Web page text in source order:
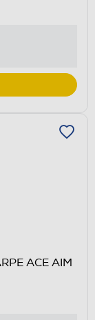
ACE AIM